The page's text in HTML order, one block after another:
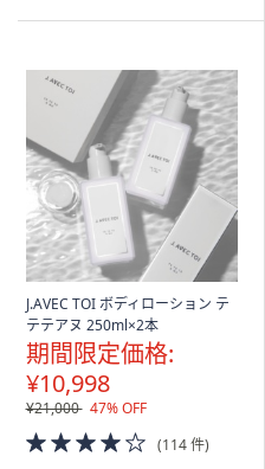
Stars
J.AVEC TOI ボディローション テ
テテアヌ 250ml×2本
期間限定価格:
¥10,998
¥21,000 47% OFF
4.0
of
(114 件)